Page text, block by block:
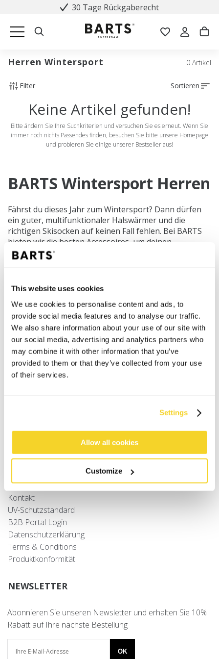
This website uses cookies
We use cookies to personalise content and ads, to
provide social media features and to analyse our traffic.
We also share information about your use of our site with
our social media, advertising and analytics partners who
may combine it with other information that you’ve
provided to them or that they’ve collected from your use
of their services.
Settings
Allow all cookies
Customize
30 Tage Rückgaberecht
Herren Wintersport 0 Artikel
Filter Sortieren
Keine Artikel gefunden!
Bitte ändern Sie Ihre Suchkriterien und versuchen Sie es erneut. Wenn Sie
immer noch nichts Passendes finden, besuchen Sie bitte unsere Homepage
und probieren Sie einige unserer Bestseller aus!
BARTS Wintersport Herren
Fährst du dieses Jahr zum Wintersport? Dann dürfen
ein guter, multifunktionaler Halswärmer und die
richtigen Skisocken auf keinen Fall fehlen. Bei BARTS
bieten wir die besten Accessoires, um deinen
Wintersporturlaub zum Erfolg zu machen. Während du
dich auf das Skifahren und Snowboarden
SHOP
Herren
Mädchen
Babys
Versand
Häufig gestellte Fragen
Kontakt
UV-Schutzstandard
B2B Portal Login
Datenschutzerklärung
Terms & Conditions
Produktkonformität
NEWSLETTER
Abonnieren Sie unseren Newsletter und erhalten Sie 10%
Rabatt auf Ihre nächste Bestellung
OK